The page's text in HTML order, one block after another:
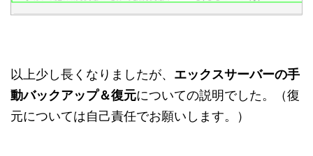
以上少し長くなりましたが、 エックスサーバーの手
動バックアップ＆復元についての説明でした。（復
元については自己責任でお願いします。）